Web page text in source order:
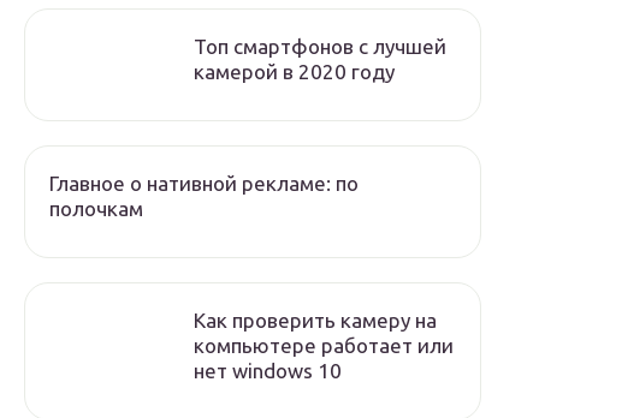
Топ смартфонов с лучшей
камерой в 2020 году
Главное о нативной рекламе: по
полочкам
Как проверить камеру на
компьютере работает или
нет windows 10